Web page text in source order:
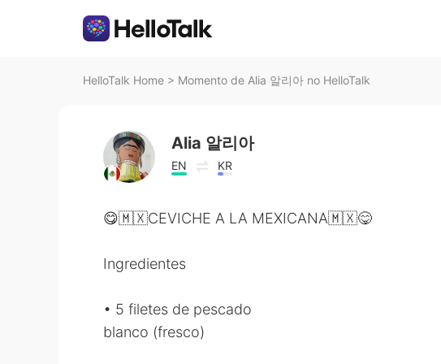
HelloTalk Home > Momento de Alia 알리아 no HelloTalk
Alia 알리아
EN KR
😋🇲🇽CEVICHE A LA MEXICANA🇲🇽😋
Ingredientes
• 5 filetes de pescado
blanco (fresco)